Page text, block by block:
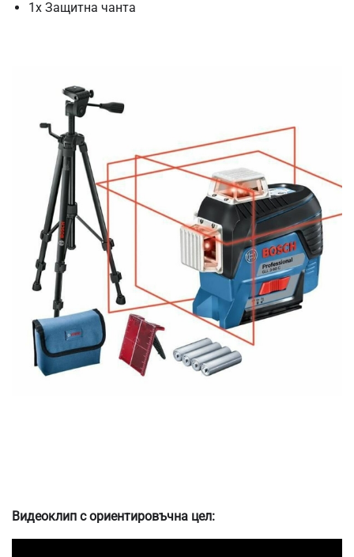
1x Защитна чанта
Видеоклип с ориентировъчна цел: